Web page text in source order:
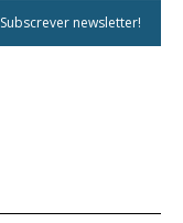
Subscrever newsletter!